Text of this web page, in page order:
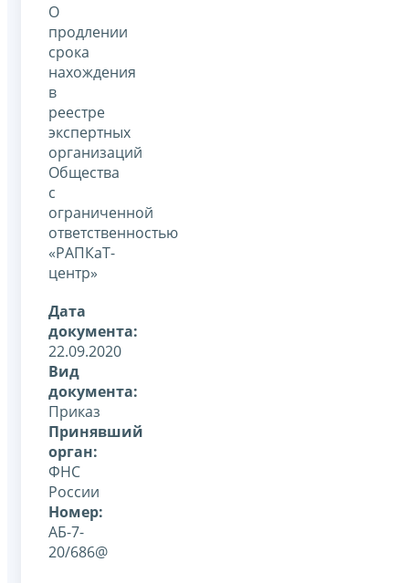
О
продлении
срока
нахождения
в
реестре
экспертных
организаций
Общества
с
ограниченной
ответственностью
«РАПКаТ-
центр»
Дата
документа:
22.09.2020
Вид
документа:
Приказ
Принявший
орган:
ФНС
России
Номер:
АБ-7-
20/686@